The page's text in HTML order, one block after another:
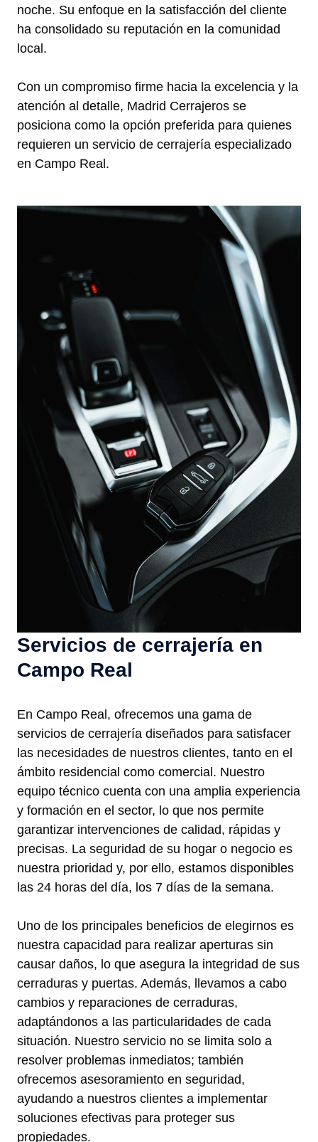
noche. Su enfoque en la satisfacción del cliente
ha consolidado su reputación en la comunidad
local.
Con un compromiso firme hacia la excelencia y la
atención al detalle, Madrid Cerrajeros se
posiciona como la opción preferida para quienes
requieren un servicio de cerrajería especializado
en Campo Real.
Servicios de cerrajería en
Campo Real
En Campo Real, ofrecemos una gama de
servicios de cerrajería diseñados para satisfacer
las necesidades de nuestros clientes, tanto en el
ámbito residencial como comercial. Nuestro
equipo técnico cuenta con una amplia experiencia
y formación en el sector, lo que nos permite
garantizar intervenciones de calidad, rápidas y
precisas. La seguridad de su hogar o negocio es
nuestra prioridad y, por ello, estamos disponibles
las 24 horas del día, los 7 días de la semana.
Uno de los principales beneficios de elegirnos es
nuestra capacidad para realizar aperturas sin
causar daños, lo que asegura la integridad de sus
cerraduras y puertas. Además, llevamos a cabo
cambios y reparaciones de cerraduras,
adaptándonos a las particularidades de cada
situación. Nuestro servicio no se limita solo a
resolver problemas inmediatos; también
ofrecemos asesoramiento en seguridad,
ayudando a nuestros clientes a implementar
soluciones efectivas para proteger sus
propiedades.